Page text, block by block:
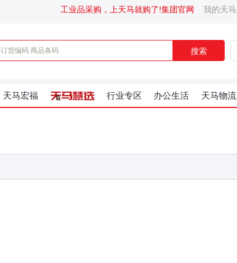
工业品采购，上天马就购了!集团官网 我的天马
搜索
天马宏福 行业专区 办公生活 天马物流